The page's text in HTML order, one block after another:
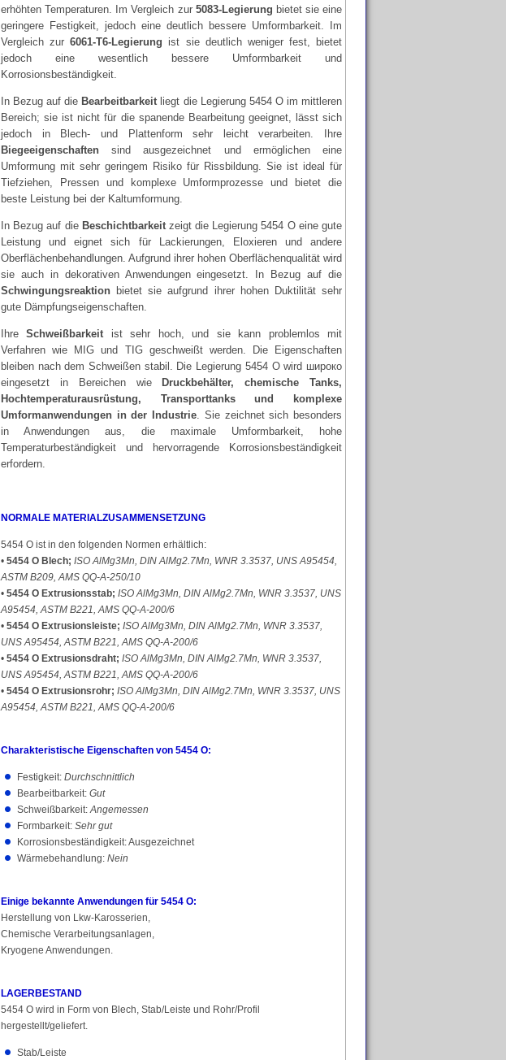
erhöhten Temperaturen. Im Vergleich zur 5083-Legierung bietet sie eine
geringere Festigkeit, jedoch eine deutlich bessere Umformbarkeit. Im
Vergleich zur6061-T6-Legierung ist sie deutlich weniger fest, bietet
jedoch eine wesentlich bessere Umformbarkeit und
Korrosionsbeständigkeit.
In Bezug auf die Bearbeitbarkeitliegt die Legierung 5454 O im mittleren
Bereich; sie ist nicht für die spanende Bearbeitung geeignet, lässt sich
jedoch in Blech- und Plattenform sehr leicht verarbeiten. Ihre
Biegeeigenschaften sind ausgezeichnet und ermöglichen eine
Umformung mit sehr geringem Risiko für Rissbildung. Sie ist ideal für
Tiefziehen, Pressen und komplexe Umformprozesse und bietet die
beste Leistung bei der Kaltumformung.
In Bezug auf die Beschichtbarkeitzeigt die Legierung 5454 O eine gute
Leistung und eignet sich für Lackierungen, Eloxieren und andere
Oberflächenbehandlungen. Aufgrund ihrer hohen Oberflächenqualität wird
sie auch in dekorativen Anwendungen eingesetzt. In Bezug auf die
Schwingungsreaktion bietet sie aufgrund ihrer hohen Duktilität sehr
gute Dämpfungseigenschaften.
IhreSchweißbarkeitist sehr hoch, und sie kann problemlos mit
Verfahren wie MIG und TIG geschweißt werden. Die Eigenschaften
bleiben nach dem Schweißen stabil. Die Legierung 5454 O wird широко
eingesetzt in Bereichen wie
Druckbehälter, chemische Tanks,
Hochtemperaturausrüstung, Transporttanks und komplexe
Umformanwendungen in der Industrie. Sie zeichnet sich besonders
in Anwendungen aus, die maximale Umformbarkeit, hohe
Temperaturbeständigkeit und hervorragende Korrosionsbeständigkeit
erfordern.
NORMALE MATERIALZUSAMMENSETZUNG
5454 O ist in den folgenden Normen erhältlich:
• 5454 O Blech; ISO AlMg3Mn, DIN AlMg2.7Mn, WNR 3.3537, UNS A95454,
ASTM B209, AMS QQ-A-250/10
• 5454 O Extrusionsstab; ISO AlMg3Mn, DIN AlMg2.7Mn, WNR 3.3537, UNS
A95454, ASTM B221, AMS QQ-A-200/6
• 5454 O Extrusionsleiste; ISO AlMg3Mn, DIN AlMg2.7Mn, WNR 3.3537,
UNS A95454, ASTM B221, AMS QQ-A-200/6
• 5454 O Extrusionsdraht; ISO AlMg3Mn, DIN AlMg2.7Mn, WNR 3.3537,
UNS A95454, ASTM B221, AMS QQ-A-200/6
• 5454 O Extrusionsrohr; ISO AlMg3Mn, DIN AlMg2.7Mn, WNR 3.3537, UNS
A95454, ASTM B221, AMS QQ-A-200/6
Charakteristische Eigenschaften von 5454 O:
Festigkeit: Durchschnittlich
Bearbeitbarkeit: Gut
Schweißbarkeit:Angemessen
Formbarkeit: Sehr gut
Korrosionsbeständigkeit: Ausgezeichnet
Wärmebehandlung: Nein
Einige bekannte Anwendungen für 5454 O:
Herstellung von Lkw-Karosserien,
Chemische Verarbeitungsanlagen,
Kryogene Anwendungen.
LAGERBESTAND
5454 O wird in Form von Blech, Stab/Leiste und Rohr/Profil
hergestellt/geliefert.
Stab/Leiste